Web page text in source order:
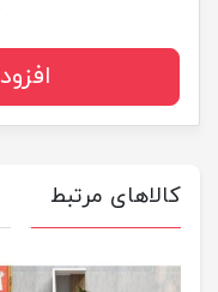
کالاهای مرتبط